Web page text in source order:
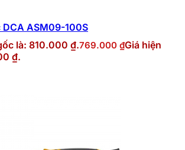
DCA ASM09-100S
là: 810.000 ₫.769.000 ₫Giá hiện
₫.